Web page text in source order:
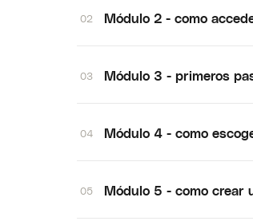
02 Módulo 2 - como
03 Módulo 3 - primeros
04 Módulo 4 - como
05 Módulo 5 - como crear